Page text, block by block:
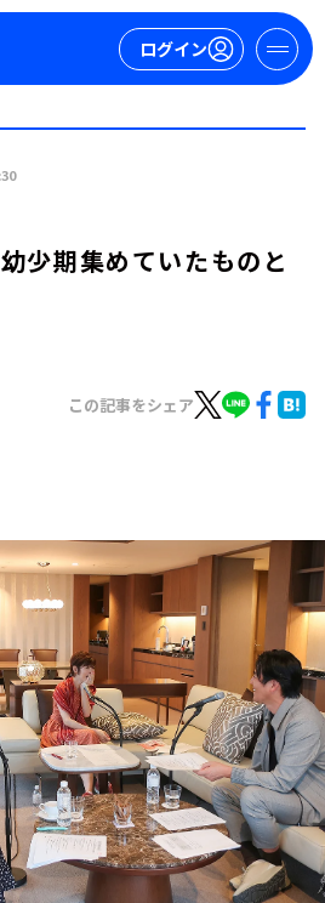
ログイン
少期集めていたものと
この記事をシェア